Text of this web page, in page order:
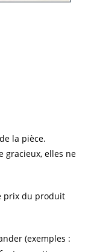
la pièce.
gracieux, elles ne
prix du produit
(exemples :